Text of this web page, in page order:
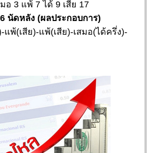
อ 3 แพ้ 7 ได้ 9 เสีย 17
นัดหลัง (ผลประกอบการ)
แพ้(เสีย)-แพ้(เสีย)-เสมอ(ได้ครึ่ง)-